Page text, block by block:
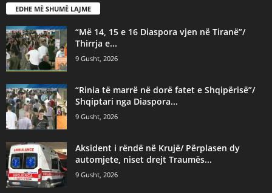
EDHE MË SHUMË LAJME
“Më 14, 15 e 16 Diaspora vjen në Tiranë”/
Thirrja e...
9 Gusht, 2026
“Rinia të marrë në dorë fatet e Shqipërisë”/
Shqiptari nga Diaspora...
9 Gusht, 2026
Aksident i rëndë në Krujë/ Përplasen dy
automjete, niset drejt Traumës...
9 Gusht, 2026